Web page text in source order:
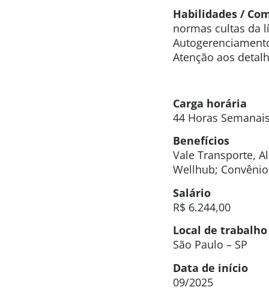
Habilidades /
normas cultas da
Atenção aos
Carga horária
44 Horas
Benefícios
Vale Transporte,
Wellhub; Convênio
Salário
R$ 6.244,00
Local de trabalho
São Paulo – SP
Data de início
09/2025